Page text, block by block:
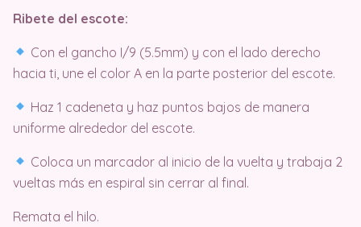
Ribete del escote:
Con el gancho I/9 (5.5mm) y con el lado derecho
hacia ti, une el color A en la parte posterior del escote.
Haz 1 cadeneta y haz puntos bajos de manera
uniforme alrededor del escote.
Coloca un marcador al inicio de la vuelta y trabaja 2
vueltas más en espiral sin cerrar al final.
Remata el hilo.